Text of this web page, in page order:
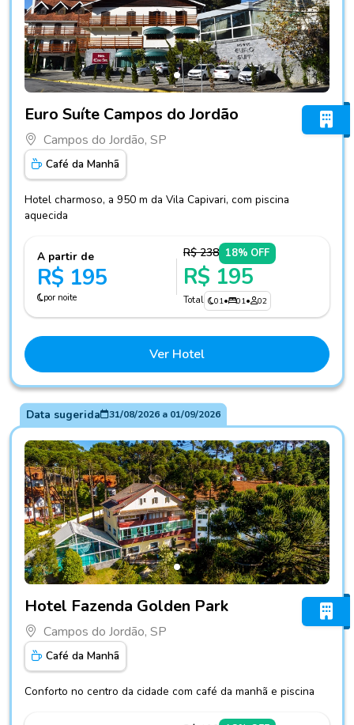
Euro Suíte Campos do Jordão
Campos do Jordão, SP
Café da Manhã
Hotel charmoso, a 950 m da Vila Capivari, com piscina
aquecida
A partir de
R$ 195
por noite
R$ 238 18% OFF
R$ 195
Total 01• 01• 02
Ver Hotel
Data sugerida 31/08/2026a 01/09/2026
Hotel Fazenda Golden Park
Campos do Jordão, SP
Café da Manhã
Conforto no centro da cidade com café da manhã e piscina